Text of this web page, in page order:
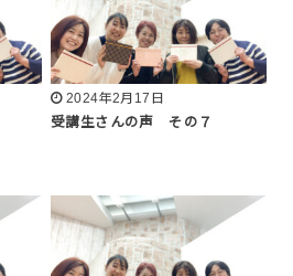
2024年2月17日
受講生さんの声 その７